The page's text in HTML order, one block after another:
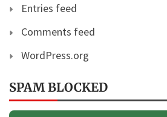
Entries feed
Comments feed
WordPress.org
SPAM BLOCKED